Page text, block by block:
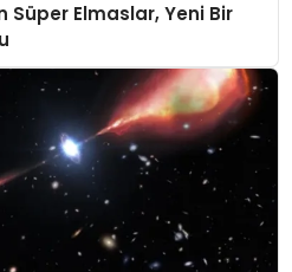
Süper Elmaslar, Yeni Bir